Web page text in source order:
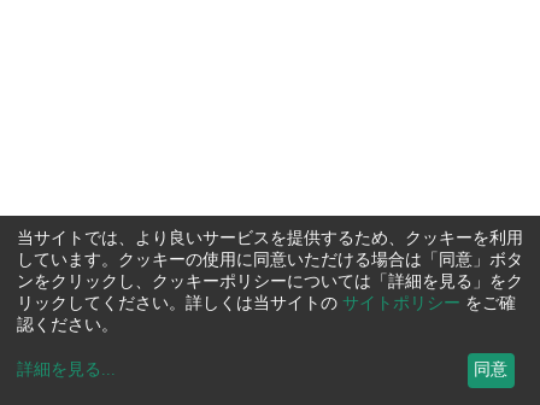
当サイトでは、より良いサービスを提供するため、クッキーを利用
しています。クッキーの使用に同意いただける場合は「同意」ボタ
ンをクリックし、クッキーポリシーについては「詳細を見る」をク
リックしてください。詳しくは当サイトの サイトポリシー をご確
認ください。
詳細を見る ... 同意